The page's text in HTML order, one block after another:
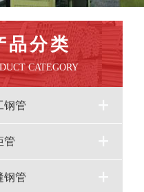
品分类
CATEGORY
钢管
管
钢管